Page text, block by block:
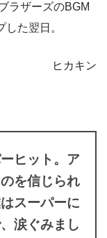
ラザーズのBGM
た翌日。
ヒカキン
ヒット。ア
を信じられ
スーパーに
涙ぐみまし